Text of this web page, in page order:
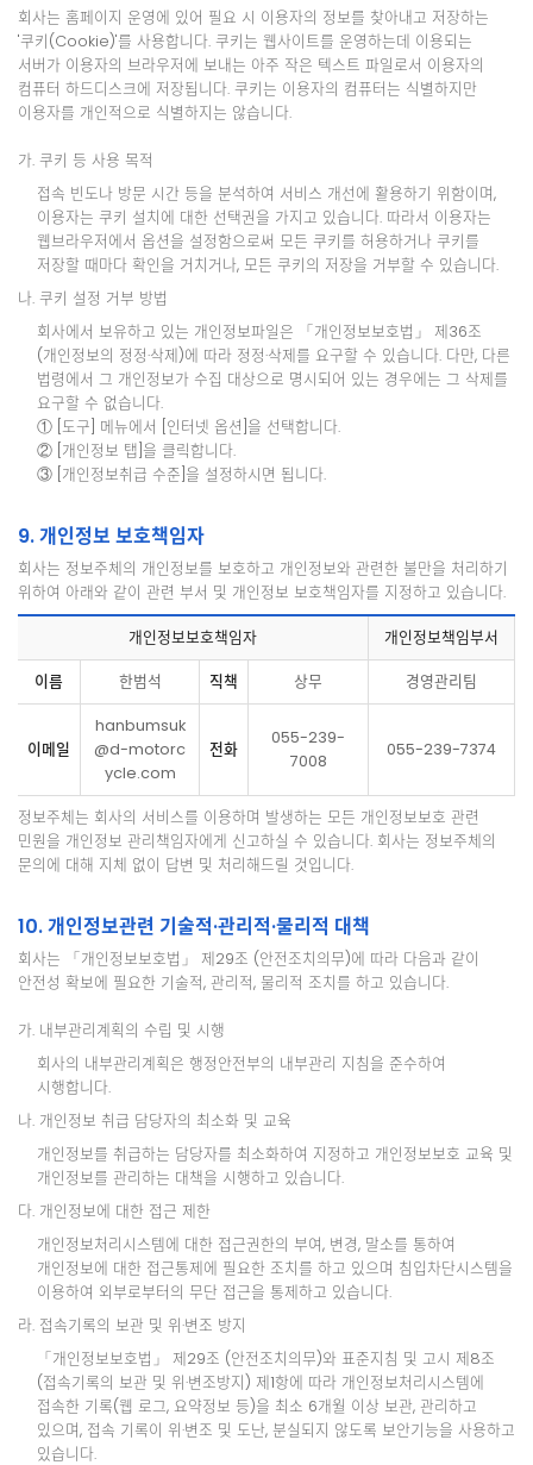
회사는 홈페이지 운영에 있어 필요 시 이용자의 정보를 찾아내고 저장하는
'쿠키(Cookie)'를 사용합니다. 쿠키는 웹사이트를 운영하는데 이용되는
서버가 이용자의 브라우저에 보내는 아주 작은 텍스트 파일로서 이용자의
컴퓨터 하드디스크에 저장됩니다. 쿠키는 이용자의 컴퓨터는 식별하지만
이용자를 개인적으로 식별하지는 않습니다.
가. 쿠키 등 사용 목적
접속 빈도나 방문 시간 등을 분석하여 서비스 개선에 활용하기 위함이며,
이용자는 쿠키 설치에 대한 선택권을 가지고 있습니다. 따라서 이용자는
웹브라우저에서 옵션을 설정함으로써 모든 쿠키를 허용하거나 쿠키를
저장할 때마다 확인을 거치거나, 모든 쿠키의 저장을 거부할 수 있습니다.
나. 쿠키 설정 거부 방법
회사에서 보유하고 있는 개인정보파일은 「개인정보보호법」 제36조
(개인정보의 정정·삭제)에 따라 정정·삭제를 요구할 수 있습니다. 다만, 다른
법령에서 그 개인정보가 수집 대상으로 명시되어 있는 경우에는 그 삭제를
요구할 수 없습니다.
① [도구] 메뉴에서 [인터넷 옵션]을 선택합니다.
② [개인정보 탭]을 클릭합니다.
③ [개인정보취급 수준]을 설정하시면 됩니다.
9. 개인정보 보호책임자
회사는 정보주체의 개인정보를 보호하고 개인정보와 관련한 불만을 처리하기
위하여 아래와 같이 관련 부서 및 개인정보 보호책임자를 지정하고 있습니다.
개인정보보호책임자 개인정보책임부서
이름 한범석 직책 상무 경영관리팀
이메일
hanbumsuk
@d-motorc
ycle.com
전화
055-239-
7008
055-239-7374
정보주체는 회사의 서비스를 이용하며 발생하는 모든 개인정보보호 관련
민원을 개인정보 관리책임자에게 신고하실 수 있습니다. 회사는 정보주체의
문의에 대해 지체 없이 답변 및 처리해드릴 것입니다.
10. 개인정보관련 기술적·관리적·물리적 대책
회사는 「개인정보보호법」 제29조 (안전조치의무)에 따라 다음과 같이
안전성 확보에 필요한 기술적, 관리적, 물리적 조치를 하고 있습니다.
가. 내부관리계획의 수립 및 시행
회사의 내부관리계획은 행정안전부의 내부관리 지침을 준수하여
시행합니다.
나. 개인정보 취급 담당자의 최소화 및 교육
개인정보를 취급하는 담당자를 최소화하여 지정하고 개인정보보호 교육 및
개인정보를 관리하는 대책을 시행하고 있습니다.
다. 개인정보에 대한 접근 제한
개인정보처리시스템에 대한 접근권한의 부여, 변경, 말소를 통하여
개인정보에 대한 접근통제에 필요한 조치를 하고 있으며 침입차단시스템을
이용하여 외부로부터의 무단 접근을 통제하고 있습니다.
라. 접속기록의 보관 및 위·변조 방지
「개인정보보호법」 제29조 (안전조치의무)와 표준지침 및 고시 제8조
(접속기록의 보관 및 위·변조방지) 제1항에 따라 개인정보처리시스템에
접속한 기록(웹 로그, 요약정보 등)을 최소 6개월 이상 보관, 관리하고
있으며, 접속 기록이 위·변조 및 도난, 분실되지 않도록 보안기능을 사용하고
있습니다.